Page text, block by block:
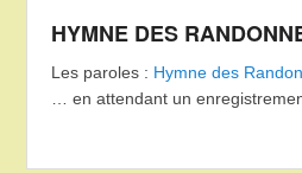
HYMNE DES
Les paroles : Hymne des
… en attendant un